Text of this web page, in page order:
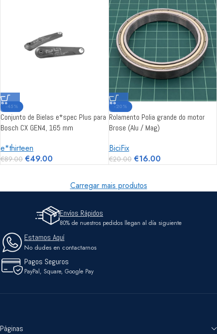
-45%
Conjunto de Bielas e*spec Plus para
Bosch CX GEN4, 165 mm
e*thirteen
€89.00 €49.00
-20%
Rolamento Polia grande do motor
Brose (Alu / Mag)
BiciFix
€20.00 €16.00
Carregar mais produtos
Envíos Rápidos
80% de nuestros pedidos llegan al día siguiente
Estamos Aquí
No dudes en contactarnos
Pagos Seguros
PayPal, Square, Google Pay
Páginas